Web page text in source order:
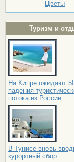
Цветы
Туризм и
На Кипре ожидают
падения
потока из России
В Тунисе вновь
курортный сбор